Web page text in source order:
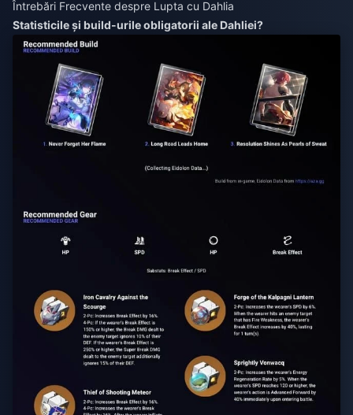
Întrebări Frecvente despre Lupta cu Dahlia
Statisticile și build-urile obligatorii ale Dahliei?